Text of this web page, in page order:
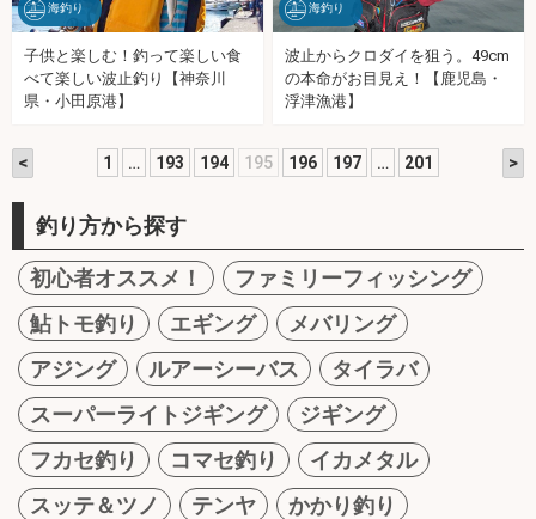
海釣り
子供と楽しむ！釣って楽しい食
べて楽しい波止釣り【神奈川
県・小田原港】
海釣り
波止からクロダイを狙う。49cm
の本命がお目見え！【鹿児島・
浮津漁港】
< 1 … 193 194 195 196 197 … 201 >
釣り方から探す
初心者オススメ！
ファミリーフィッシング
鮎トモ釣り
エギング
メバリング
アジング
ルアーシーバス
タイラバ
スーパーライトジギング
ジギング
フカセ釣り
コマセ釣り
イカメタル
スッテ＆ツノ
テンヤ
かかり釣り